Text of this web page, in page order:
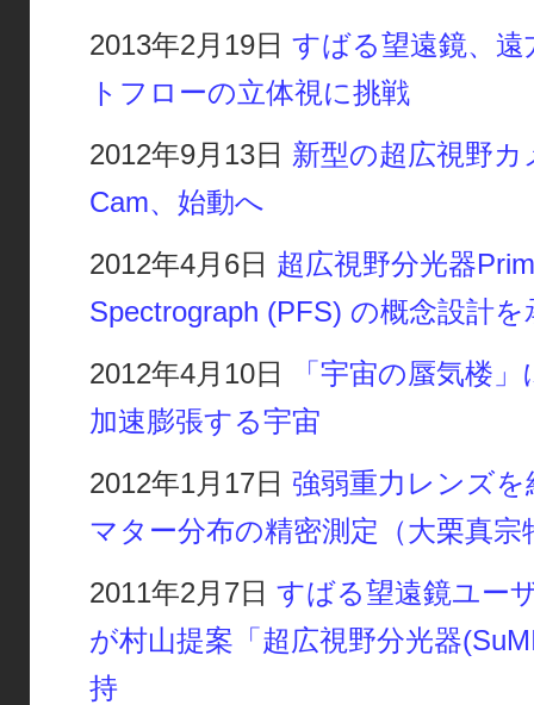
2013年2月19日 すばる望遠鏡、
トフローの立体視に挑戦
2012年9月13日 新型の超広視野カ
Cam、始動へ
2012年4月6日 超広視野分光器
Spectrograph (PFS) の概念設計を
2012年4月10日
「宇宙の蜃気楼
加速膨張する宇宙
2012年1月17日 強弱重力レンズ
マター分布の精密測定（大栗真宗
2011年2月7日 すばる望遠鏡ユー
が村山提案「超広視野分光器
持